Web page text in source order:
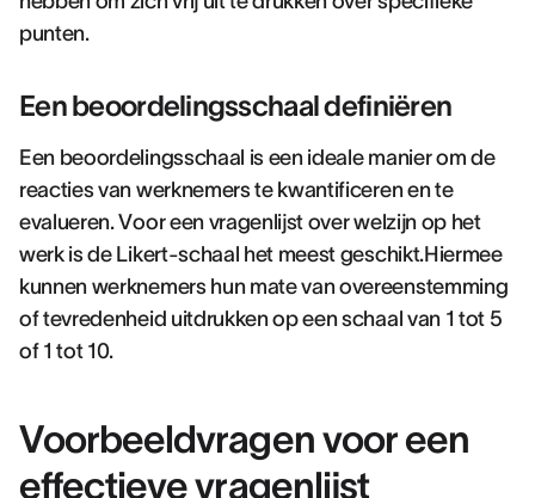
punten.
Een beoordelingsschaal definiëren
Een beoordelingsschaal is een ideale manier om de
reacties van werknemers te kwantificeren en te
evalueren. Voor een vragenlijst over welzijn op het
werk is de Likert-schaal het meest geschikt.Hiermee
kunnen werknemers hun mate van overeenstemming
of tevredenheid uitdrukken op een schaal van 1 tot 5
of 1 tot 10.
Voorbeeldvragen voor een
effectieve vragenlijst